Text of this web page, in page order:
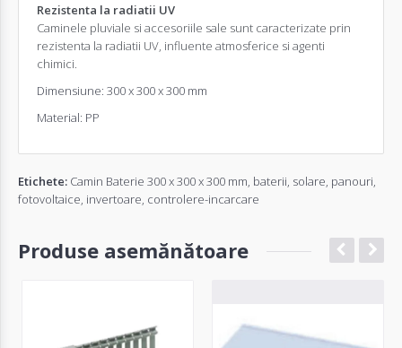
Rezistenta la radiatii UV
Caminele pluviale si accesoriile sale sunt caracterizate prin
rezistenta la radiatii UV, influente atmosferice si agenti
chimici.
Dimensiune: 300 x 300 x 300 mm
Material: PP
Etichete: Camin Baterie 300 x 300 x 300 mm baterii solare panouri
fotovoltaice invertoare controlere-incarcare
Produse asemănătoare